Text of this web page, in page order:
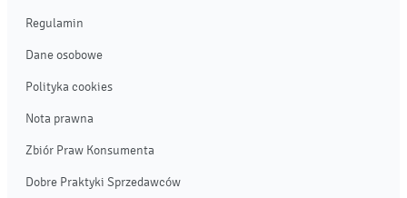
Regulamin
Dane osobowe
Polityka cookies
Nota prawna
Zbiór Praw Konsumenta
Dobre Praktyki Sprzedawców